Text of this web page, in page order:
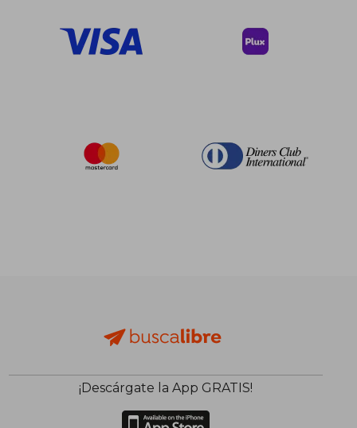
40% $ 78.29
$ 46.97
40%
dcto.
¡Descárgate la App GRATIS!